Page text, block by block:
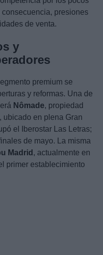
presiones
de venta.
y
premium se
y reformas. Una de
Nômade, propiedad
, ubicado en plena Gran
el Iberostar Las Letras;
de mayo. La misma
Madrid , actualmente en
primer establecimiento